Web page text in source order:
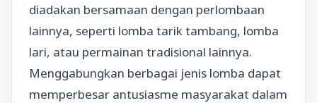
diadakan bersamaan dengan perlombaan
lainnya, seperti lomba tarik tambang, lomba
lari, atau permainan tradisional lainnya.
Menggabungkan berbagai jenis lomba dapat
memperbesar antusiasme masyarakat dalam